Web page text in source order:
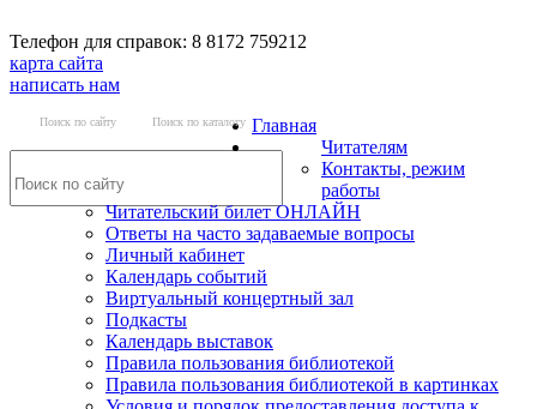
Телефон для справок: 8 8172 759212
карта сайта
написать нам
Поиск по сайту Поиск по каталогу Главная
Читателям
Контакты, режим
работы
Читательский билет ОНЛАЙН
Ответы на часто задаваемые вопросы
Личный кабинет
Календарь событий
Виртуальный концертный зал
Подкасты
Календарь выставок
Правила пользования библиотекой
Правила пользования библиотекой в картинках